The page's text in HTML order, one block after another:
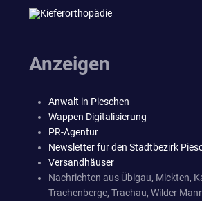
Anzeigen
Anwalt in Pieschen
Wappen Digitalisierung
PR-Agentur
Newsletter für den Stadtbezirk
Versandhäuser
Nachrichten aus Übigau, Mickten,
Trachenberge, Trachau, Wilder